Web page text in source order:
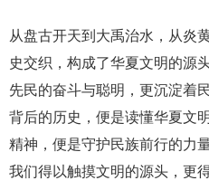
从盘古开天到大禹治水，从炎
史交织，构成了华夏文明的源
先民的奋斗与聪明，更沉淀着
背后的历史，便是读懂华夏文
精神，便是守护民族前行的力
我们得以触摸文明的源头，更